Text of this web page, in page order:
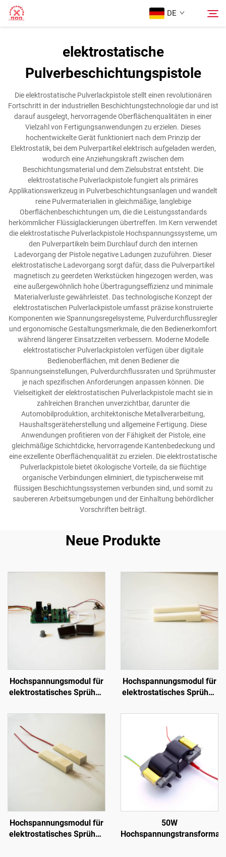
DE
Produkte
Über Uns
Fälle
Kontaktieren Sie uns
Suche
elektrostatische
Pulverbeschichtungspistole
Die elektrostatische Pulverlackpistole stellt einen revolutionären
Fortschritt in der industriellen Beschichtungstechnologie dar und ist
darauf ausgelegt, hervorragende Oberflächenqualitäten in einer
Vielzahl von Fertigungsanwendungen zu erzielen. Dieses
hochentwickelte Gerät funktioniert nach dem Prinzip der
Elektrostatik, bei dem Pulverpartikel elektrisch aufgeladen werden,
wodurch eine Anziehungskraft zwischen dem
Beschichtungsmaterial und dem Zielsubstrat entsteht. Die
elektrostatische Pulverlackpistole fungiert als primäres
Applikationswerkzeug in Pulverbeschichtungsanlagen und wandelt
reine Pulvermaterialien in gleichmäßige, langlebige
Oberflächenbeschichtungen um, die die Leistungsstandards
herkömmlicher Flüssiglackierungen übertreffen. Im Kern verwendet
die elektrostatische Pulverlackpistole Hochspannungssysteme, um
den Pulverpartikeln beim Durchlauf durch den internen
Ladevorgang der Pistole negative Ladungen zuzuführen. Dieser
elektrostatische Ladevorgang sorgt dafür, dass die Pulverpartikel
magnetisch zu geerdeten Werkstücken hingezogen werden, was
eine außergewöhnlich hohe Übertragungseffizienz und minimale
Materialverluste gewährleistet. Das technologische Konzept der
elektrostatischen Pulverlackpistole umfasst präzise konstruierte
Komponenten wie Spannungsregelsysteme, Pulverdurchflussregler
und ergonomische Gestaltungsmerkmale, die den Bedienerkomfort
während längerer Einsatzzeiten verbessern. Moderne Modelle
elektrostatischer Pulverlackpistolen verfügen über digitale
Bedienoberflächen, mit denen Bediener die
Spannungseinstellungen, Pulverdurchflussraten und Sprühmuster
je nach spezifischen Anforderungen anpassen können. Die
Vielseitigkeit der elektrostatischen Pulverlackpistole macht sie in
zahlreichen Branchen unverzichtbar, darunter die
Automobilproduktion, architektonische Metallverarbeitung,
Haushaltsgeräteherstellung und allgemeine Fertigung. Diese
Anwendungen profitieren von der Fähigkeit der Pistole, eine
gleichmäßige Schichtdicke, hervorragende Kantenbedeckung und
eine exzellente Oberflächenqualität zu erzielen. Die elektrostatische
Pulverlackpistole bietet ökologische Vorteile, da sie flüchtige
organische Verbindungen eliminiert, die typischerweise mit
flüssigen Beschichtungssystemen verbunden sind, und somit zu
saubereren Arbeitsumgebungen und der Einhaltung behördlicher
Vorschriften beiträgt.
Neue Produkte
Hochspannungsmodul für
elektrostatisches Sprühen
Hochspannungsmodul für
elektrostatisches Sprühen
Hochspannungsmodul für
elektrostatisches Sprühen
50W